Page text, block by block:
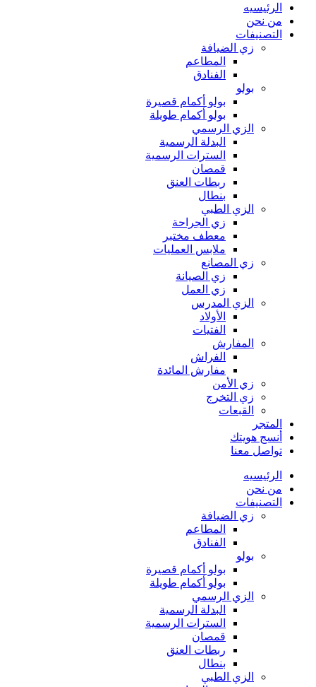
الرئيسيه
من نحن
التصنيفات
زي الضيافة
المطاعم
الفنادق
بولو
بولو أكمام قصيرة
بولو أكمام طويلة
الزي الرسمي
البدلة الرسمية
السترات الرسمية
قمصان
ربطات العنق
بنطال
الزي الطبي
زي الجراحة
معطف مختبر
ملابس العمليات
زي المصانع
زي الصيانة
زي العمل
الزي المدرس
الأولاد
الفتيات
المفارش
الفراش
مفارش المائدة
زي الأمن
زي التخرج
القبعات
المتجر
أنسج هويتك
تواصل معنا
الرئيسيه
من نحن
التصنيفات
زي الضيافة
المطاعم
الفنادق
بولو
بولو أكمام قصيرة
بولو أكمام طويلة
الزي الرسمي
البدلة الرسمية
السترات الرسمية
قمصان
ربطات العنق
بنطال
الزي الطبي